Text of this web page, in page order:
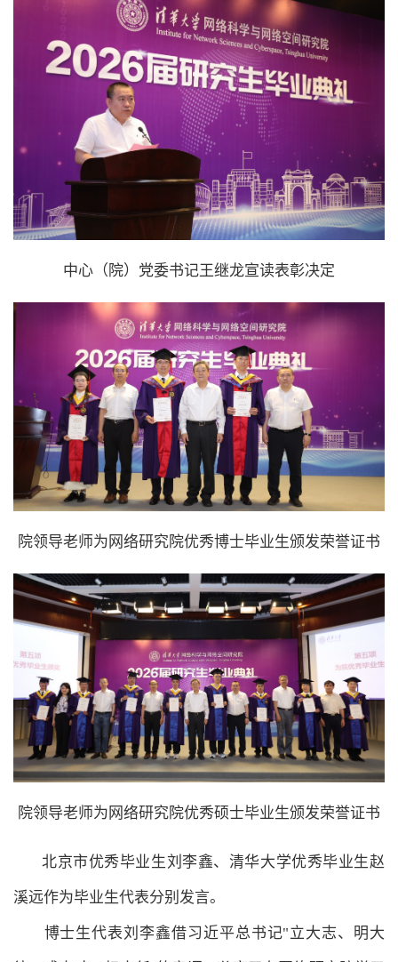
中心（院）党委书记王继龙宣读表彰决定
院领导老师为网络研究院优秀博士毕业生颁发荣誉证书
院领导老师为网络研究院优秀硕士毕业生颁发荣誉证书
北京市优秀毕业生刘李鑫、清华大学优秀毕业生赵
溪远作为毕业生代表分别发言。
博士生代表刘李鑫借习近平总书记"立大志、明大